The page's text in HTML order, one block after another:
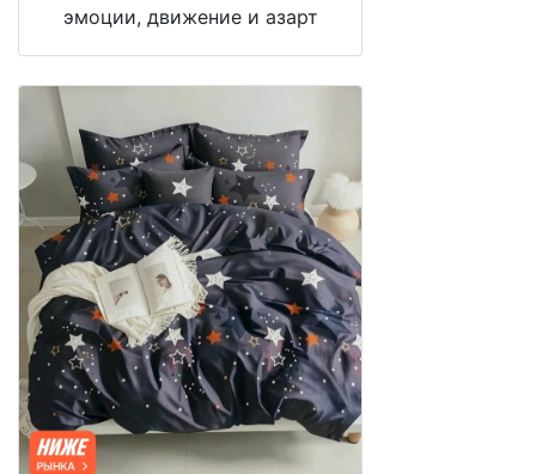
эмоции, движение и азарт